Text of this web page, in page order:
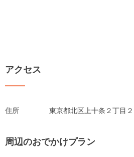
アクセス
住所 東京都北区上十条２丁目２
周辺のおでかけプラン